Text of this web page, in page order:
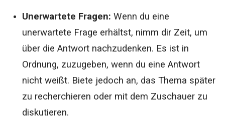
Unerwartete Fragen: Wenn du eine
unerwartete Frage erhältst, nimm dir Zeit, um
über die Antwort nachzudenken. Es ist in
Ordnung, zuzugeben, wenn du eine Antwort
nicht weißt. Biete jedoch an, das Thema später
zu recherchieren oder mit dem Zuschauer zu
diskutieren.